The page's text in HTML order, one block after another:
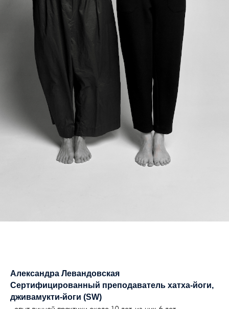
Александра Левандовская
Cертифицированный преподаватель хатха-йоги,
дживамукти-йоги (SW)